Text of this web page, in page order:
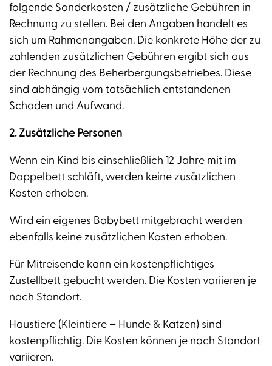
folgende Sonderkosten / zusätzliche Gebühren in
Rechnung zu stellen. Bei den Angaben handelt es
sich um Rahmenangaben. Die konkrete Höhe der zu
zahlenden zusätzlichen Gebühren ergibt sich aus
der Rechnung des Beherbergungsbetriebes. Diese
sind abhängig vom tatsächlich entstandenen
Schaden und Aufwand.
2. Zusätzliche Personen
Wenn ein Kind bis einschließlich 12 Jahre mit im
Doppelbett schläft, werden keine zusätzlichen
Kosten erhoben.
Wird ein eigenes Babybett mitgebracht werden
ebenfalls keine zusätzlichen Kosten erhoben.
Für Mitreisende kann ein kostenpflichtiges
Zustellbett gebucht werden. Die Kosten variieren je
nach Standort.
Haustiere (Kleintiere – Hunde & Katzen) sind
kostenpflichtig. Die Kosten können je nach Standort
variieren.